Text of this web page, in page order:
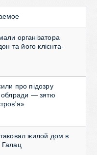
організатора
та його клієнта-
про підозру
облради — зятю
жилой дом в